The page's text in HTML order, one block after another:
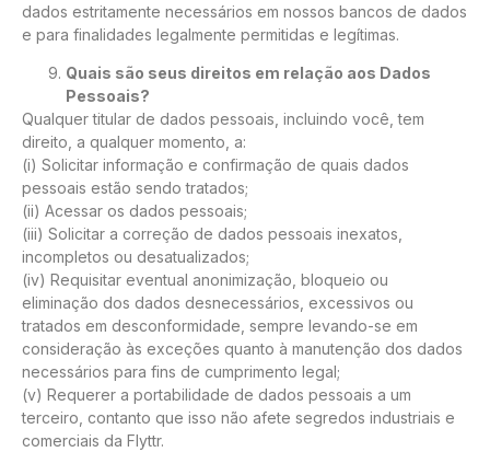
dados estritamente necessários em nossos bancos de dados
e para finalidades legalmente permitidas e legítimas.
Quais são seus direitos em relação aos Dados
Pessoais?
Qualquer titular de dados pessoais, incluindo você, tem
direito, a qualquer momento, a:
(i) Solicitar informação e confirmação de quais dados
pessoais estão sendo tratados;
(ii) Acessar os dados pessoais;
(iii) Solicitar a correção de dados pessoais inexatos,
incompletos ou desatualizados;
(iv) Requisitar eventual anonimização, bloqueio ou
eliminação dos dados desnecessários, excessivos ou
tratados em desconformidade, sempre levando-se em
consideração às exceções quanto à manutenção dos dados
necessários para fins de cumprimento legal;
(v) Requerer a portabilidade de dados pessoais a um
terceiro, contanto que isso não afete segredos industriais e
comerciais da Flyttr.